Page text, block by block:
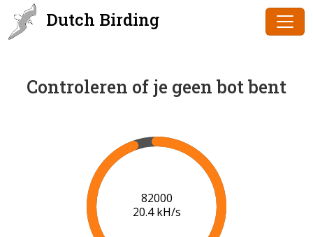
Dutch Birding
Controleren of je geen bot bent
83000
20.4 kH/s